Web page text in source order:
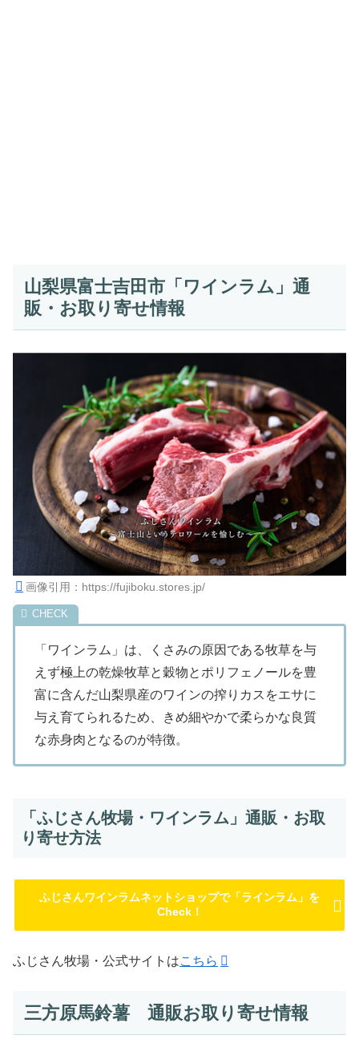
山梨県富士吉田市「ワインラム」通
販・お取り寄せ情報
画像引用：https://fujiboku.stores.jp/
「ワインラム」は、くさみの原因である牧草を与
えず極上の乾燥牧草と穀物とポリフェノールを豊
富に含んだ山梨県産のワインの搾りカスをエサに
与え育てられるため、きめ細やかで柔らかな良質
な赤身肉となるのが特徴。
「ふじさん牧場・ワインラム」通販・お取
り寄せ方法
ふじさんワインラムネットショップで「ラインラム」を
Check！
ふじさん牧場・公式サイトはこちら
三方原馬鈴薯 通販お取り寄せ情報